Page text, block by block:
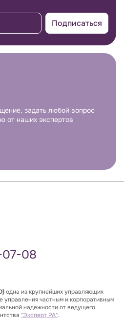
Подписаться
задать любой вопрос
от наших экспертов
08
одна из крупнейших управляющих
управления частным и корпоративным
надежности от ведущего
"Эксперт РА".